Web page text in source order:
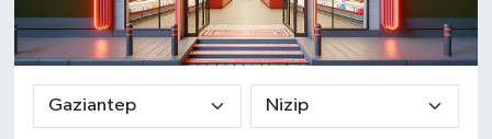
Magazin
Etkinlikler